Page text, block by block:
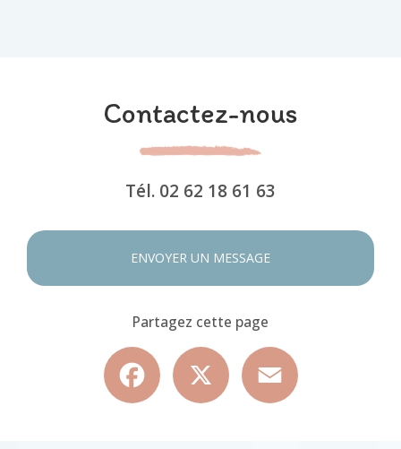
Contactez-nous
Tél. 02 62 18 61 63
ENVOYER UN MESSAGE
Partagez cette page
Facebook